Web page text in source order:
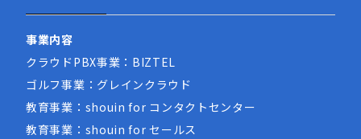
事業内容
クラウドPBX事業：BIZTEL
ゴルフ事業：グレインクラウド
教育事業：shouin for コンタクトセンター
教育事業：shouin for セールス